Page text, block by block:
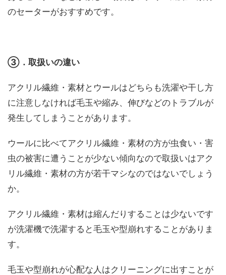
のセーターがおすすめです。
③．取扱いの違い
アクリル繊維・素材とウールはどちらも洗濯や干し方
に注意しなければ毛玉や縮み、伸びなどのトラブルが
発生してしまうことがあります。
ウールに比べてアクリル繊維・素材の方が虫食い・害
虫の被害に遭うことが少ない傾向なので取扱いはアク
リル繊維・素材の方が若干マシなのではないでしょう
か。
アクリル繊維・素材は縮んだりすることは少ないです
が洗濯機で洗濯すると毛玉や型崩れすることがありま
す。
毛玉や型崩れが心配な人はクリーニングに出すことが